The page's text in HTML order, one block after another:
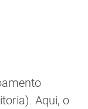
Aqui, o